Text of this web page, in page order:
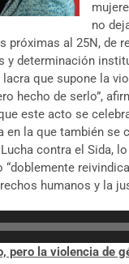
no
próximas al 25N, de
y determinación
que supone la
hecho de serlo”,
este acto se
en la que también se
contra el Sida,
“doblemente
humanos y la
pero la violencia de